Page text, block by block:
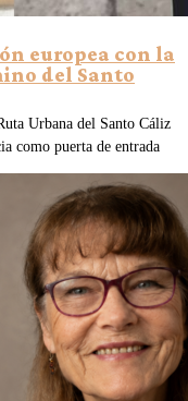
europea con la
del Santo
Urbana del Santo Cáliz
como puerta de entrada